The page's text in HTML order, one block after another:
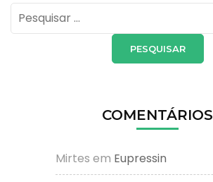
Pesquisar
por:
COMENTÁRIOS
Mirtes em Eupressin